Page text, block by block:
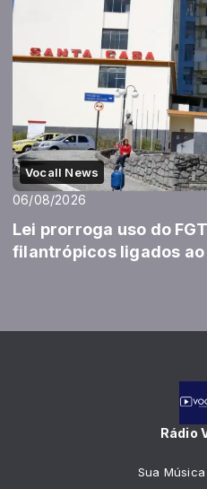
Vocall News
06/08/2026
Lei prorroga uso do
filantrópicos ligados ao
Rádio
Sua